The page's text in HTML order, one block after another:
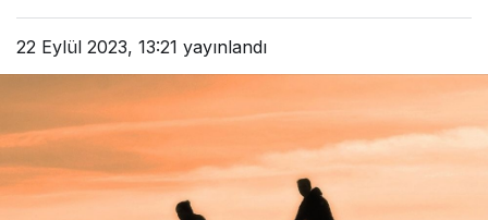
22 Eylül 2023, 13:21 yayınlandı